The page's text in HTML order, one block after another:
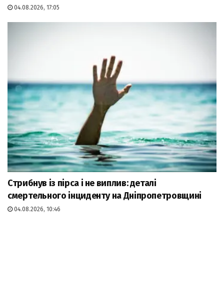
04.08.2026, 17:05
Стрибнув із пірса і не виплив: деталі
смертельного інциденту на Дніпропетровщині
04.08.2026, 10:46